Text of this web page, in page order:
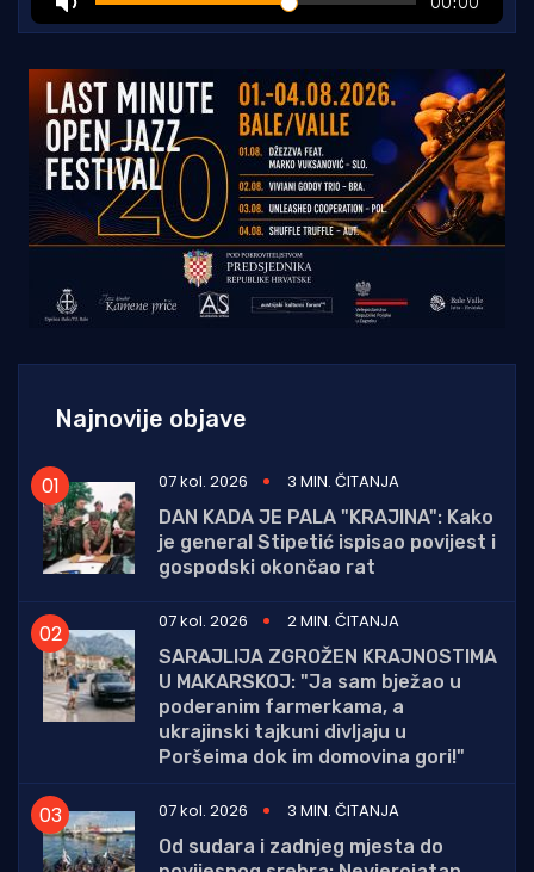
Najnovije objave
07 kol. 2026
3 MIN. ČITANJA
DAN KADA JE PALA "KRAJINA": Kako
je general Stipetić ispisao povijest i
gospodski okončao rat
07 kol. 2026
2 MIN. ČITANJA
SARAJLIJA ZGROŽEN KRAJNOSTIMA
U MAKARSKOJ: "Ja sam bježao u
poderanim farmerkama, a
ukrajinski tajkuni divljaju u
Poršeima dok im domovina gori!"
07 kol. 2026
3 MIN. ČITANJA
Od sudara i zadnjeg mjesta do